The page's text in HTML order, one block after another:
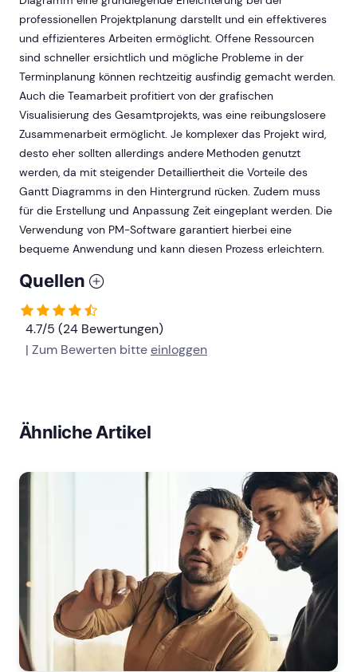
professionellen Projektplanung darstellt und ein effektiveres
und effizienteres Arbeiten ermöglicht. Offene Ressourcen
sind schneller ersichtlich und mögliche Probleme in der
Terminplanung können rechtzeitig ausfindig gemacht werden.
Auch die Teamarbeit profitiert von der grafischen
Visualisierung des Gesamtprojekts, was eine reibungslosere
Zusammenarbeit ermöglicht. Je komplexer das Projekt wird,
desto eher sollten allerdings andere Methoden genutzt
werden, da mit steigender Detailliertheit die Vorteile des
Gantt Diagramms in den Hintergrund rücken. Zudem muss
für die Erstellung und Anpassung Zeit eingeplant werden. Die
Verwendung von PM-Software garantiert hierbei eine
bequeme Anwendung und kann diesen Prozess erleichtern.
Quellen
4.7/5 (24 Bewertungen)
| Zum Bewerten bitteeinloggen
Ähnliche Artikel